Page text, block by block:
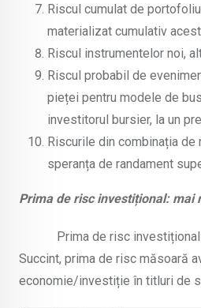
Riscul cumulat de
materializat cumulativ
Riscul instrumentelor noi,
Riscul probabil de
pieței pentru modele de
investitorul bursier, la un
Riscurile din combinația
speranța de randament
Prima de risc investițional: mai
Prima de risc investițional
Succint, prima de risc măsoară
economie/investiție în titluri de